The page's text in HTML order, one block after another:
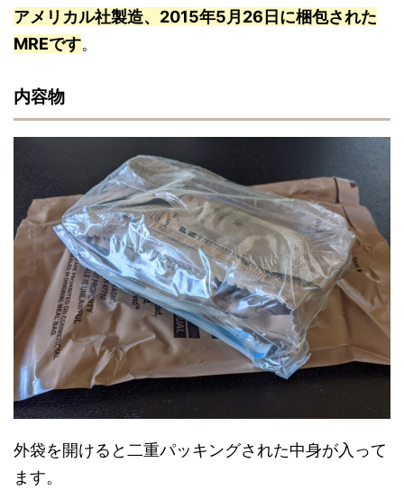
アメリカル社製造、2015年5月26日に梱包された
MREです。
内容物
外袋を開けると二重パッキングされた中身が入って
ます。